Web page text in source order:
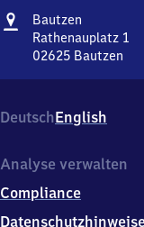
Adresse
Bautzen
Rathenauplatz 1
02625 Bautzen
1,
0
6
5
Bautzen
DeutschEnglish
Analyse verwalten
Compliance